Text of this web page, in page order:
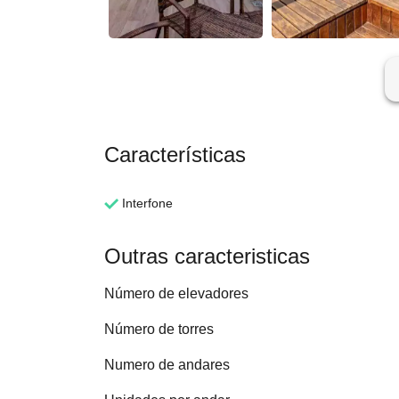
Características
Interfone
Outras caracteristicas
Número de elevadores
Número de torres
Numero de andares